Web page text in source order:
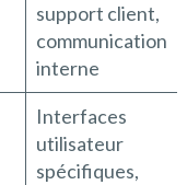
support client,
communication
interne
Interfaces
utilisateur
spécifiques,